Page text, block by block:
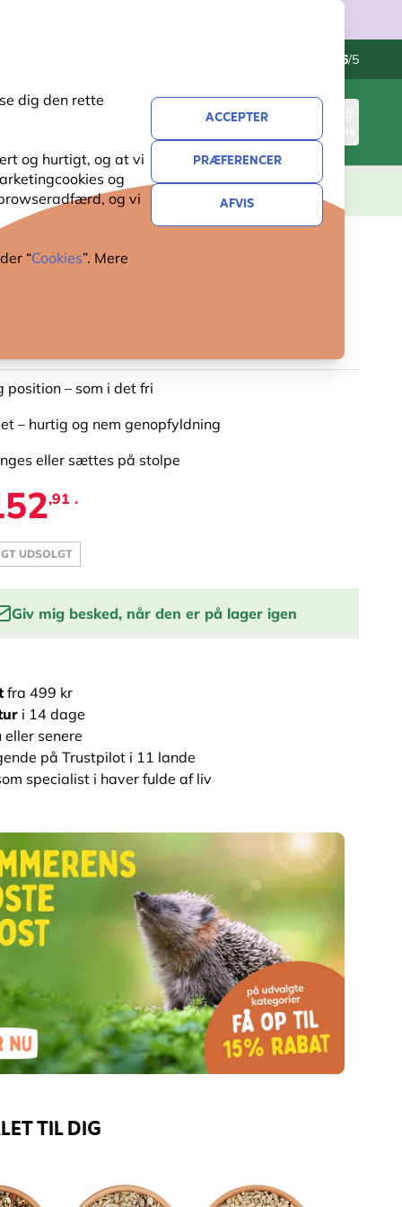
dig den rette
og hurtigt, og at vi
og
og vi
“Cookies”. Mere
ACCEPTER
PRÆFERENCER
AFVIS
4.6/5
GAVER NYHEDER TILBUD
position – som i det fri
– hurtig og nem genopfyldning
eller sættes på stolpe
,91 .
UDSOLGT
Giv mig besked, når den er på lager igen
fra 499 kr
i 14 dage
eller senere
på Trustpilot i 11 lande
specialist i haver fulde af liv
TIL DIG